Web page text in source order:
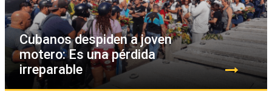
Cubanos despiden a joven
motero: Es una pérdida
irreparable